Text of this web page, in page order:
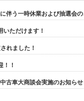
伴う一時休業および抽選会
いただけます！
れました！
！！
古車大商談会実施のお知らせ